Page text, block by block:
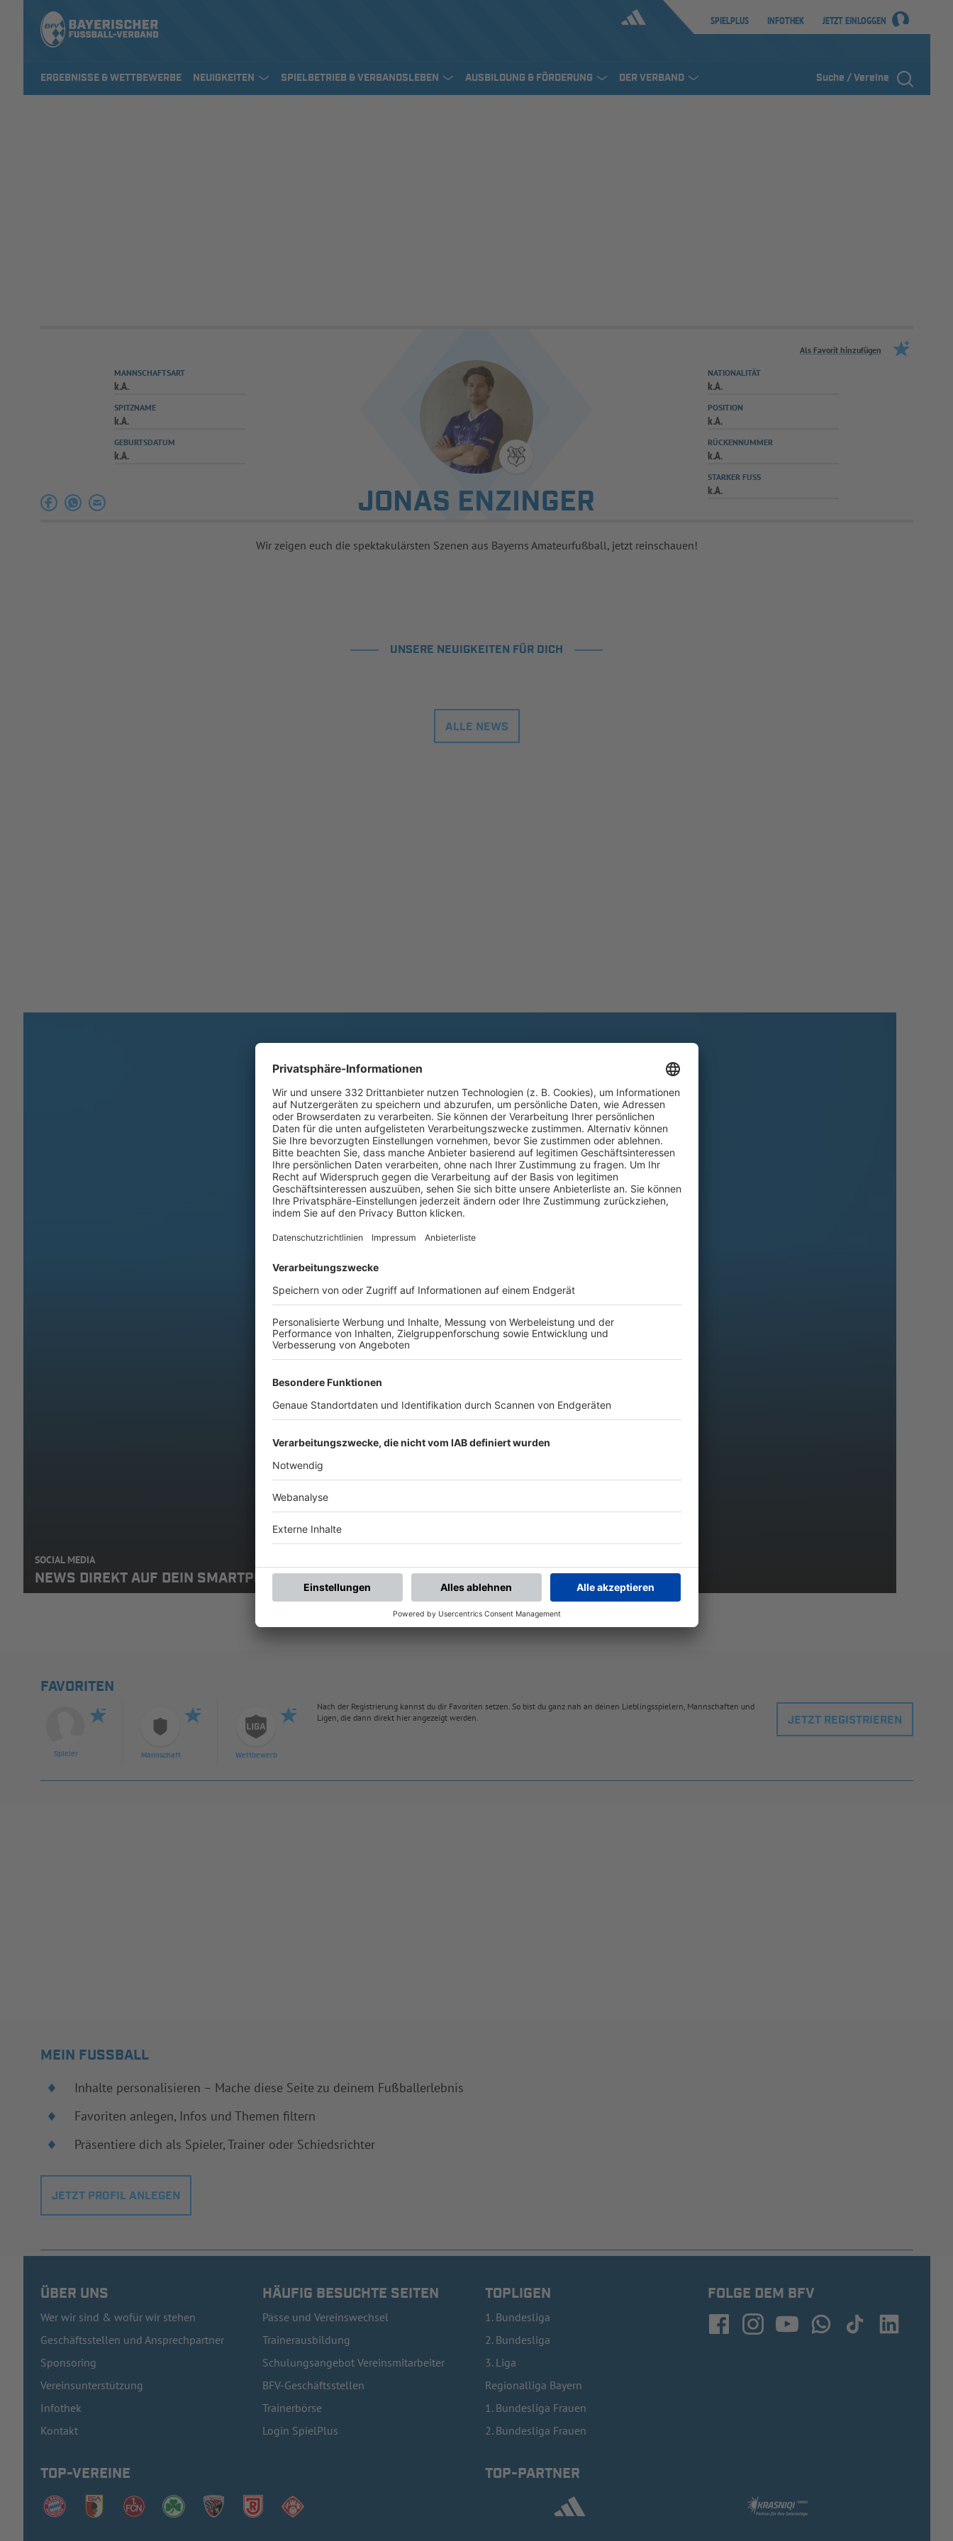
SPIELPLUS INFOTHEK JETZT EINLOGGEN
ERGEBNISSE & WETTBEWERBE NEUIGKEITEN SPIELBETRIEB & VERBANDSLEBEN AUSBILDUNG & FÖRDERUNG DER VERBAND Suche / Vereine
Als Favorit hinzufügen
JONAS ENZINGER
MANNSCHAFTSART
k.A.
SPITZNAME
k.A.
GEBURTSDATUM
k.A.
NATIONALITÄT
k.A.
POSITION
k.A.
RÜCKENNUMMER
k.A.
STARKER FUSS
k.A.
Wir zeigen euch die spektakulärsten Szenen aus Bayerns Amateurfußball, jetzt reinschauen!
UNSERE NEUIGKEITEN FÜR DICH
ALLE NEWS
SOCIAL MEDIA
NEWS DIREKT AUF DEIN SMARTPHONE: ABONNIERE DEN BFV-WHATSAPP-KANAL!
FAVORITEN
Spieler Mannschaft Wettbewerb
Nach der Registrierung kannst du dir Favoriten setzen. So bist du ganz nah an deinen Lieblingsspielern, Mannschaften und
Ligen, die dann direkt hier angezeigt werden.
JETZT REGISTRIEREN
MEIN FUSSBALL
Inhalte personalisieren – Mache diese Seite zu deinem Fußballerlebnis
Favoriten anlegen, Infos und Themen filtern
Präsentiere dich als Spieler, Trainer oder Schiedsrichter
JETZT PROFIL ANLEGEN
ÜBER UNS
Wer wir sind & wofür wir stehen
Geschäftsstellen und Ansprechpartner
Sponsoring
Vereinsunterstützung
Infothek
Kontakt
HÄUFIG BESUCHTE SEITEN
Pässe und Vereinswechsel
Trainerausbildung
Schulungsangebot Vereinsmitarbeiter
BFV-Geschäftsstellen
Trainerbörse
Login SpielPlus
TOPLIGEN
1. Bundesliga
2. Bundesliga
3. Liga
Regionalliga Bayern
1. Bundesliga Frauen
2. Bundesliga Frauen
FOLGE DEM BFV
TOP-VEREINE TOP-PARTNER